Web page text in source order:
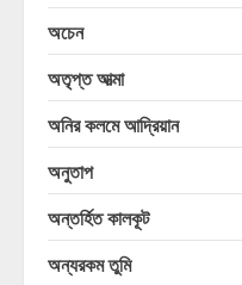
অচেন
অতৃপ্ত আত্মা
অনির কলমে আদ্রিয়ান
অনুতাপ
অন্তর্হিত কালকূট
অন্যরকম তুমি